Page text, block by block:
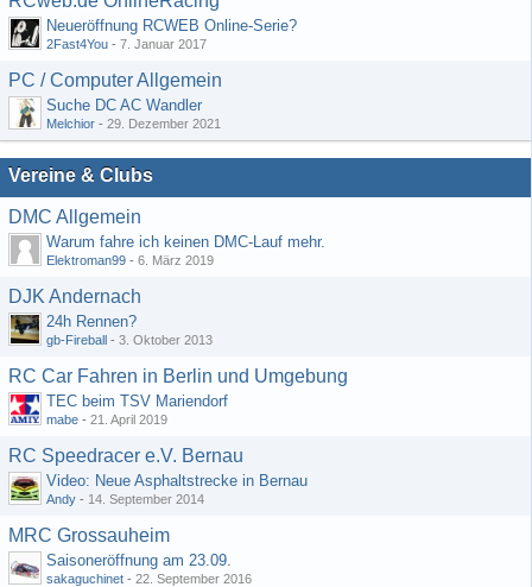
Neueröffnung RCWEB Online-Serie?
2Fast4You - 7. Januar 2017
PC / Computer Allgemein
Suche DC AC Wandler
Melchior - 29. Dezember 2021
Vereine & Clubs
DMC Allgemein
Warum fahre ich keinen DMC-Lauf mehr.
Elektroman99 - 6. März 2019
DJK Andernach
24h Rennen?
gb-Fireball - 3. Oktober 2013
RC Car Fahren in Berlin und Umgebung
TEC beim TSV Mariendorf
mabe - 21. April 2019
RC Speedracer e.V. Bernau
Video: Neue Asphaltstrecke in Bernau
Andy - 14. September 2014
MRC Grossauheim
Saisoneröffnung am 23.09.
sakaguchinet - 22. September 2016